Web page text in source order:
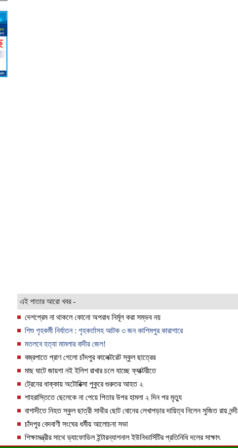
এই পাতার আরো খবর -
দেশপ্রেম না থাকলে কোনো অপরাধ নির্মূল করা সম্ভব নয়
শিশু গৃহকর্মী নির্যাতন : গৃহকর্তাসহ আটক ৩ জন কাশিমপুর কারাগারে
মতলবে হত্যা মামলার বাদীর জেল!
বজ্রপাতে প্রাণ গেলো চাঁদপুর কালেক্টরেট স্কুল ছাত্রের
মাছ ঘাটে জায়গা নই ইলিশ রাখার চলে যাচ্ছে ফ্যাক্টরীতে
ট্রেনের ধাক্কায় অটোরিক্সা পুকুরে গুরুতর আহত ২
শাহরাস্তিতে ছেলেকে না পেয়ে পিতার উপর হামলা ২ দিন পর মৃত্যু
বাগাদীতে নিহত স্কুল ছাত্রী সাথীর ছোট বোনের লেখাপড়ার দায়িত্ব নিলেন সুজিত রায় নন্দী
চাঁদপুর বেদবাণী সংঘের ধর্মীয় আলোচনা সভা
শিক্ষামন্ত্রীর সাথে ড্যাফোডিল ইন্টারন্যাশনাল ইউনিভার্সিটির প্রতিনিধি দলের সাক্ষাৎ